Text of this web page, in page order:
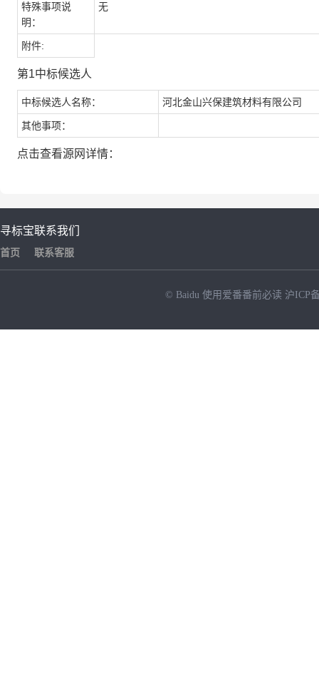
特殊事项说
明：
无
附件:
第1中标候选人
中标候选人名称： 河北金山兴保建筑材料有限公司
其他事项：
点击查看源网详情：
寻标宝
首页
联系我们
联系客服
© Baidu 使用爱番番前必读 沪ICP